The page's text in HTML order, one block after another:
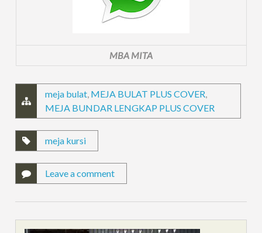
MBA MITA
meja bulat, MEJA BULAT PLUS COVER,
MEJA BUNDAR LENGKAP PLUS COVER
meja kursi
Leave a comment